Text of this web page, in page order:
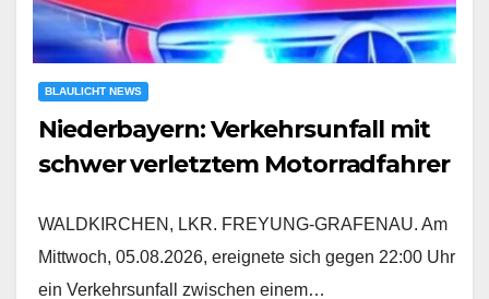
BLAULICHT NEWS
Niederbayern: Verkehrsunfall mit
schwer verletztem Motorradfahrer
WALDKIRCHEN, LKR. FREYUNG-GRAFENAU. Am
Mittwoch, 05.08.2026, ereignete sich gegen 22:00 Uhr
ein Verkehrsunfall zwischen einem…